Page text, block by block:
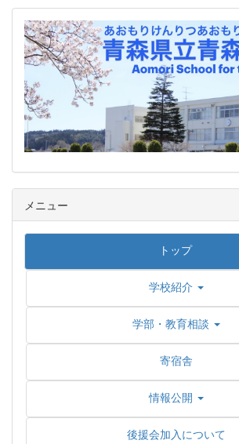
メニュー
トップ
学校紹介
学部・教育相談
寄宿舎
情報公開
後援会加入について